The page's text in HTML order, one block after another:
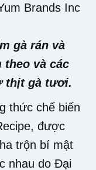
Brands Inc
gà rán và
theo và các
thịt gà tươi.
thức chế biến
được
trộn bí mật
nhau do Đại